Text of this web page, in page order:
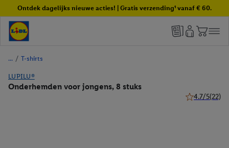
Ontdek dagelijks nieuwe acties! | Gratis verzending¹ vanaf € 60.
/ T-shirts
LUPILU®
Onderhemden voor jongens, 8 stuks
4.7/5(22)